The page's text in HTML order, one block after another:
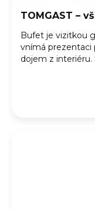
TOMGAST –
Bufet je vizitkou
vnímá prezentaci
dojem z